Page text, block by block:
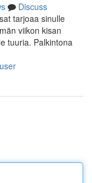
Discuss
tarjoaa sinulle
viikon kisan
tuuria. Palkintona